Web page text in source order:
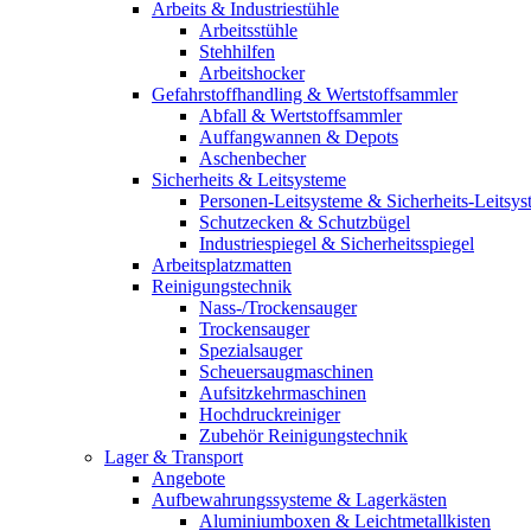
Arbeits & Industriestühle
Arbeitsstühle
Stehhilfen
Arbeitshocker
Gefahrstoffhandling & Wertstoffsammler
Abfall & Wertstoffsammler
Auffangwannen & Depots
Aschenbecher
Sicherheits & Leitsysteme
Personen-Leitsysteme & Sicherheits-
Schutzecken & Schutzbügel
Industriespiegel & Sicherheitsspiegel
Arbeitsplatzmatten
Reinigungstechnik
Nass-/Trockensauger
Trockensauger
Spezialsauger
Scheuersaugmaschinen
Aufsitzkehrmaschinen
Hochdruckreiniger
Zubehör Reinigungstechnik
Lager & Transport
Angebote
Aufbewahrungssysteme & Lagerkästen
Aluminiumboxen & Leichtmetallkisten